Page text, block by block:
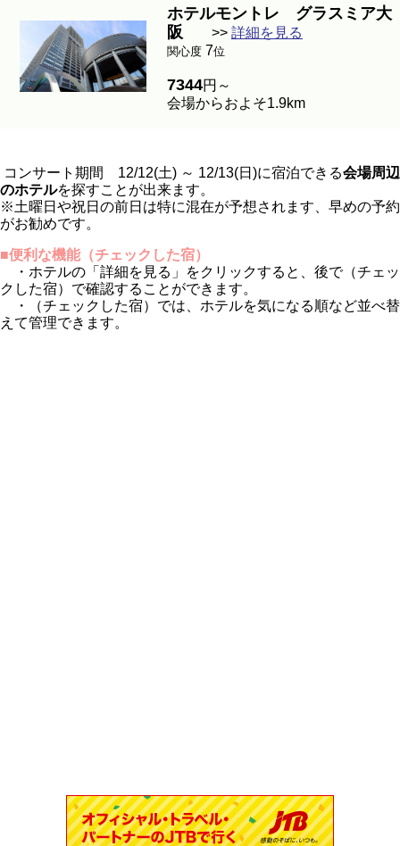
ホテルモントレ グラスミア大
阪 >> 詳細を見る
関心度 7位
7344円～
会場からおよそ1.9km
コンサート期間 12/12(土) ～ 12/13(日)に宿泊できる会場周辺
のホテルを探すことが出来ます。
※土曜日や祝日の前日は特に混在が予想されます、早めの予約
がお勧めです。
■便利な機能（チェックした宿）
・ホテルの「詳細を見る」をクリックすると、後で（チェッ
クした宿）で確認することができます。
・（チェックした宿）では、ホテルを気になる順など並べ替
えて管理できます。